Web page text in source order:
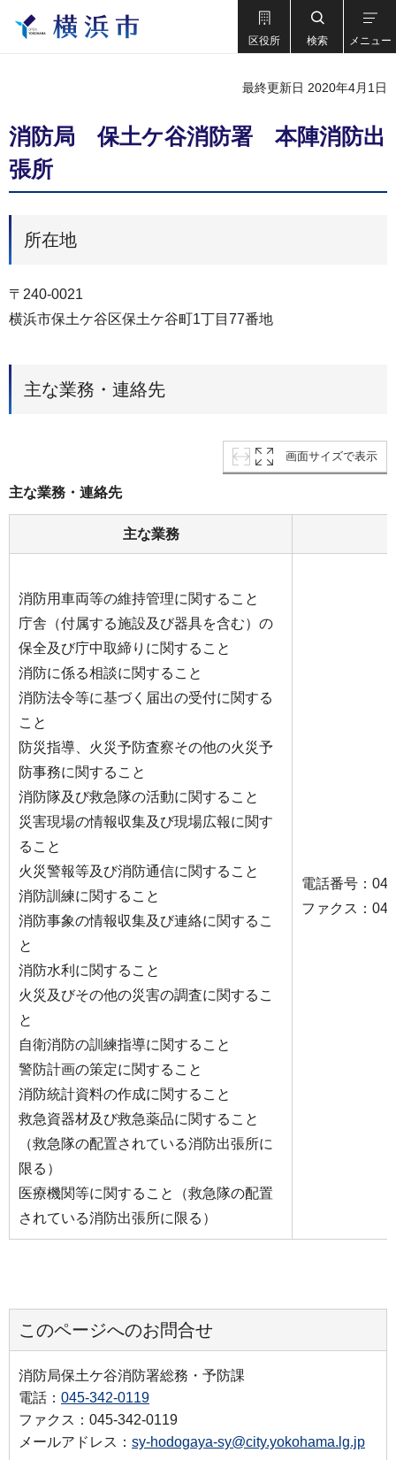
区役所 検索 メニュー
最終更新日 2020年4月1日
消防局 保土ケ谷消防署 本陣消防出
張所
所在地
〒240-0021
横浜市保土ケ谷区保土ケ谷町1丁目77番地
主な業務・連絡先
画面サイズで表示
主な業務・連絡先
主な業務
消防用車両等の維持管理に関すること
庁舎（付属する施設及び器具を含む）の
保全及び庁中取締りに関すること
消防に係る相談に関すること
消防法令等に基づく届出の受付に関する
こと
防災指導、火災予防査察その他の火災予
防事務に関すること
消防隊及び救急隊の活動に関すること
災害現場の情報収集及び現場広報に関す
ること
火災警報等及び消防通信に関すること
消防訓練に関すること
消防事象の情報収集及び連絡に関するこ
と
消防水利に関すること
火災及びその他の災害の調査に関するこ
と
自衛消防の訓練指導に関すること
警防計画の策定に関すること
消防統計資料の作成に関すること
救急資器材及び救急薬品に関すること
（救急隊の配置されている消防出張所に
限る）
医療機関等に関すること（救急隊の配置
されている消防出張所に限る）
電話番号：
ファクス：
このページへのお問合せ
消防局保土ケ谷消防署総務・予防課
電話： 045-342-0119
ファクス：045-342-0119
メールアドレス： sy-hodogaya-sy@city.yokohama.lg.jp